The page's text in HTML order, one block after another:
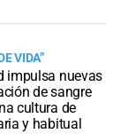
VIDA”
impulsa nuevas
de sangre
cultura de
y habitual